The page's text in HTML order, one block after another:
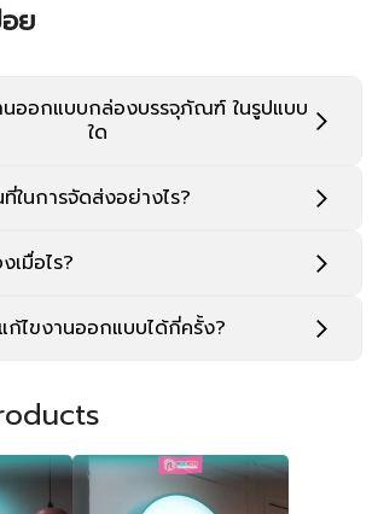
ย
นออกแบบกล่องบรรจุภัณฑ์ ในรูปแบบ
ใด
ในการจัดส่งอย่างไร?
เมื่อไร?
ก้ไขงานออกแบบได้กี่ครั้ง?